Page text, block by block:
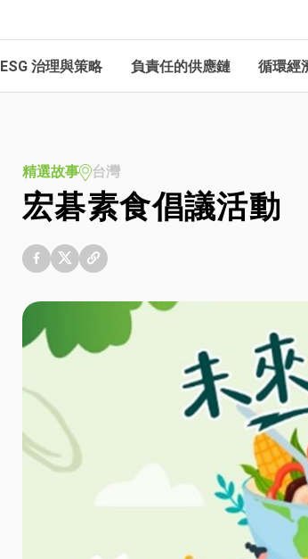
ESG 治理與策略 負責任的供應鏈 循環經
精選故事 台灣
宏碁素食倡議活動